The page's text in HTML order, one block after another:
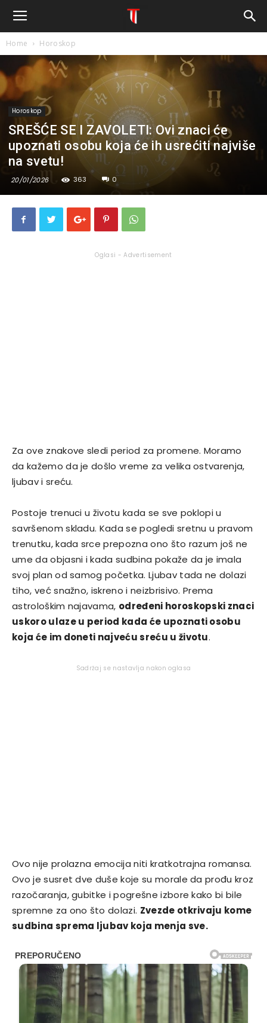
Home Horoskop
Horoskop
SREŠĆE SE I ZAVOLETI: Ovi znaci će
upoznati osobu koja će ih usrećiti najviše
na svetu!
20/01/2026 363 0
Oglasi - Advertisement
Za ove znakove sledi period za promene. Moramo
da kažemo da je došlo vreme za velika ostvarenja,
ljubav i sreću.
Postoje trenuci u životu kada se sve poklopi u
savršenom skladu. Kada se pogledi sretnu u pravom
trenutku, kada srce prepozna ono što razum još ne
ume da objasni i kada sudbina pokaže da je imala
svoj plan od samog početka. Ljubav tada ne dolazi
tiho, već snažno, iskreno i neizbrisivo. Prema
astrološkim najavama, određeni horoskopski znaci
uskoro ulaze u period kada će upoznati osobu
koja će im doneti najveću sreću u životu.
Sadržaj se nastavlja nakon oglasa
Ovo nije prolazna emocija niti kratkotrajna romansa.
Ovo je susret dve duše koje su morale da prođu kroz
razočaranja, gubitke i pogrešne izbore kako bi bile
spremne za ono što dolazi. Zvezde otkrivaju kome
sudbina sprema ljubav koja menja sve.